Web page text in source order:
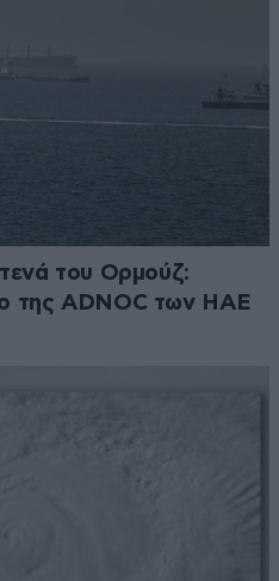
του Ορμούζ:
της ADNOC των ΗΑΕ